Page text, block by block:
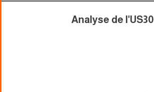
Analyse de l'US30